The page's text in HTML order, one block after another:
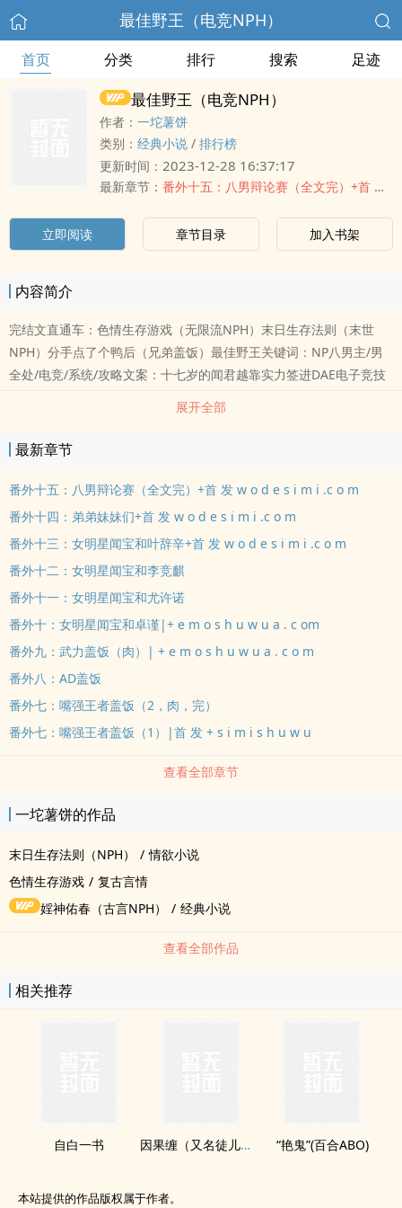
最佳野王（电竞NPH）
首页 分类 排行 搜索 足迹
最佳野王（电竞NPH）
作者： 一坨薯饼
类别： 经典小说 / 排行榜
更新时间： 2023-12-28 16:37:17
最新章节： 番外十五：八男辩论赛（全文完）+首 发 w o d e s i m i .c o m
立即阅读 章节目录 加入书架
内容简介
完结文直通车：色情生存游戏（无限流NPH）末日生存法则（末世
NPH）分手点了个鸭后（兄弟盖饭）最佳野王关键词：NP八男主/男
全处/电竞/系统/攻略文案：十七岁的闻君越靠实力签进DAE电子竞技
俱乐部。想象中，等待她的是手捧英雄联盟全球总决赛冠军奖杯的至
高荣耀。然而在她十八岁成年当天，身+ s i m i s h u w u . @ g m a
i l . c o m 获 取 最 新 地 址 + 边出现一个名叫“小说校正系统”的高纬
说，而是一女多男的NP黄文。“如果你不按照原书设定在规定时间内
达成1v7HE结局，这个书中世界白占存储资源，就会被销毁。你所处
心，会第一个被抹消。”自称小统的高纬生物说。闻君越不能不信，因
为她的指尖已经开始变透明，无法操控鼠标。小统：“按照原文顺序和
你们队的ADC选手上床，你就会恢复正常。”闻君越：“……”她们队的
上单明明是她的前男友，为什么她第一个要睡的人是今天下午才吵过
架的ADC啊摔！然而这还只是入门级别的任务，不当人的系统从不为
知道男主四号在你房里。”小统：“别躲了，这里是原文的修罗场高潮
情节，让你的男人们齐聚一堂吧，最好在床上打起来。”小统：“忘了
告诉你，原文除了七大男主，还有个隐藏款男主。就是你刚刚泼红酒
加更一章，多250收加更一章球球不要代入三次元，无论是纸片人还
照抄，如有雷同纯属巧合。欢迎老婆们指出问题、探讨游戏知识。爱
好和平，求不吵架另外，游戏内容有架空，和三次元的英雄联盟时间
展开全部
最新章节
番外十五：八男辩论赛（全文完）+首 发 w o d e s i m i .c o m
番外十四：弟弟妹妹们+首 发 w o d e s i m i .c o m
番外十三：女明星闻宝和叶辞辛+首 发 w o d e s i m i .c o m
番外十二：女明星闻宝和李竞麒
番外十一：女明星闻宝和尤许诺
番外十：女明星闻宝和卓谨|+ e m o s h u w u a . c om
番外九：武力盖饭（肉）| + e m o s h u w u a . c o m
番外八：AD盖饭
番外七：嘴强王者盖饭（2，肉，完）
番外七：嘴强王者盖饭（1）|首 发 + s i m i s h u w u
查看全部章节
一坨薯饼的作品
末日生存法则（NPH） / 情欲小说
色情生存游戏 / 复古言情
婬神佑春（古言NPH）
/ 经典小说
查看全部作品
相关推荐
自白一书 因果缠（又名徒儿真棒）师徒np “艳鬼”(百合ABO)
本站提供的作品版权属于作者。